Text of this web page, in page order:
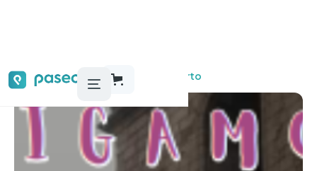
Audioguías, tours y actividades Oporto